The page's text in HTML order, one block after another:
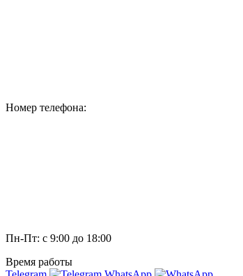
Номер телефона:
Пн-Пт: с 9:00 до 18:00
Время работы